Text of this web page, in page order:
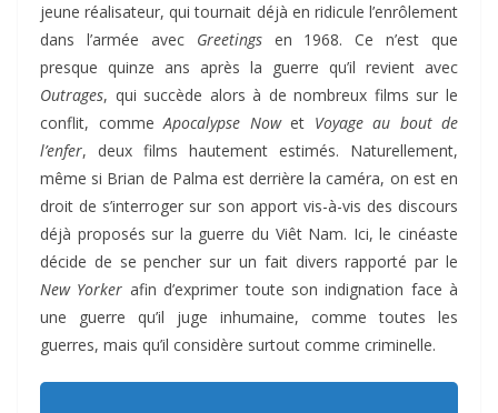
jeune réalisateur, qui tournait déjà en ridicule l’enrôlement
dans l’armée avec Greetingsen 1968. Ce n’est que
presque quinze ans après la guerre qu’il revient avec
Outrages, qui succède alors à de nombreux films sur le
conflit, commeApocalypse Nowet Voyage au bout de
l’enfer, deux films hautement estimés. Naturellement,
même si Brian de Palma est derrière la caméra, on est en
droit de s’interroger sur son apport vis-à-vis des discours
déjà proposés sur la guerre du Viêt Nam. Ici, le cinéaste
décide de se pencher sur un fait divers rapporté par le
New Yorker afin d’exprimer toute son indignation face à
une guerre qu’il juge inhumaine, comme toutes les
guerres, mais qu’il considère surtout comme criminelle.